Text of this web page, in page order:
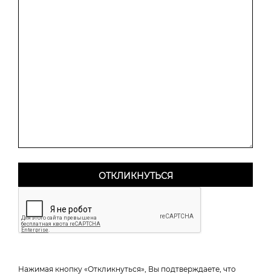
Нажимая кнопку «Откликнуться», Вы подтверждаете, что